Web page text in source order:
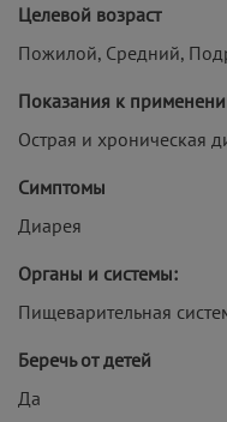
Целевой возраст
Пожилой, Средний,
Показания к
Острая и хроническая
Симптомы
Диарея
Органы и системы:
Пищеварительная
Беречь от детей
Да